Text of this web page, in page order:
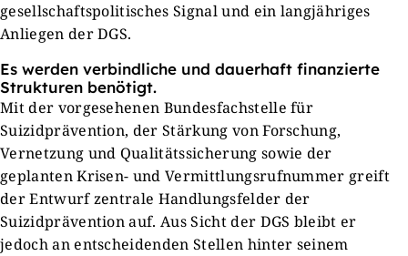
gesellschaftspolitisches Signal und ein langjähriges
Anliegen der DGS.
Es werden verbindliche und dauerhaft finanzierte
Strukturen benötigt.
Mit der vorgesehenen Bundesfachstelle für
Suizidprävention, der Stärkung von Forschung,
Vernetzung und Qualitätssicherung sowie der
geplanten Krisen- und Vermittlungsrufnummer greift
der Entwurf zentrale Handlungsfelder der
Suizidprävention auf. Aus Sicht der DGS bleibt er
jedoch an entscheidenden Stellen hinter seinem